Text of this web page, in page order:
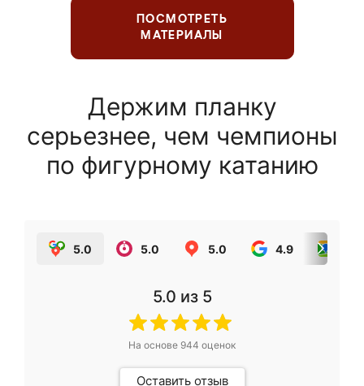
ПОСМОТРЕТЬ
МАТЕРИАЛЫ
Держим планку
серьезнее, чем чемпионы
по фигурному катанию
5.0 5.0 5.0 4.9
5.0 из 5
На основе 944 оценок
Оставить отзыв